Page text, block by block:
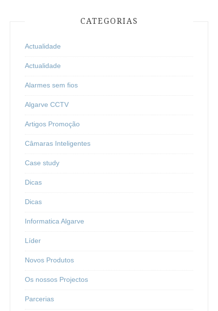
CATEGORIAS
Actualidade
Actualidade
Alarmes sem fios
Algarve CCTV
Artigos Promoção
Câmaras Inteligentes
Case study
Dicas
Dicas
Informatica Algarve
Líder
Novos Produtos
Os nossos Projectos
Parcerias